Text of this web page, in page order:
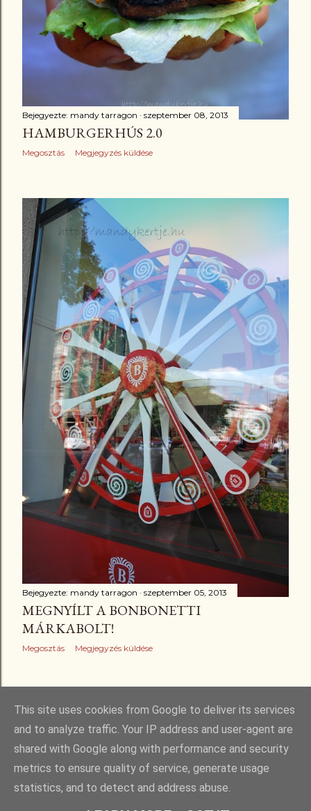
Bejegyezte: mandy tarragon szeptember 08, 2013
HAMBURGERHÚS 2.0
Megosztás Megjegyzés küldése
Bejegyezte: mandy tarragon szeptember 05, 2013
MEGNYÍLT A BONBONETTI
MÁRKABOLT!
Megosztás Megjegyzés küldése
RÉGEBBI BEJEGYZÉSEK
Üzemeltető: Blogger
This site uses cookies from Google to deliver its services
and to analyze traffic. Your IP address and user-agent are
shared with Google along with performance and security
metrics to ensure quality of service, generate usage
statistics, and to detect and address abuse.